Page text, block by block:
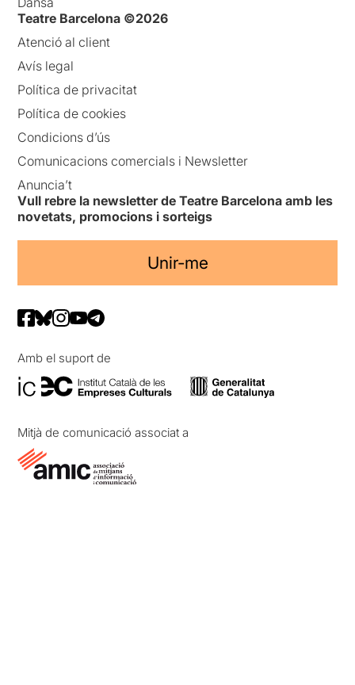
Teatre Barcelona ©2026
Atenció al client
Avís legal
Política de privacitat
Política de cookies
Condicions d’ús
Comunicacions comercials i Newsletter
Anuncia’t
Vull rebre la newsletter de Teatre Barcelona amb les
novetats, promocions i sorteigs
Unir-me
Amb el suport de
Mitjà de comunicació associat a